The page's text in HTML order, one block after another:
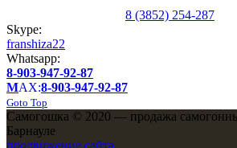
8 (3852) 254-287
Skype:
franshiza22
Whatsapp:
8-903-947-92-87
MAX:8-903-947-92-87
Goto Top
Самогошка © 2020 — продажа
Барнауле
продвижение сайта